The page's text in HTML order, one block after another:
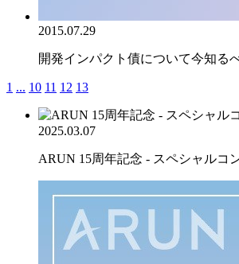
2015.07.29
開発インパクト債について今知る
1 ... 10 11 12 13
2025.03.07
ARUN 15周年記念 - スペシャルコ